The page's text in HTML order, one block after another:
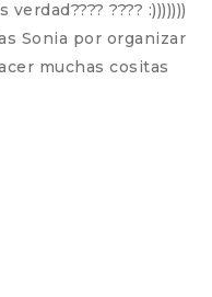
???? :)))))))
Sonia por organizar
muchas cositas